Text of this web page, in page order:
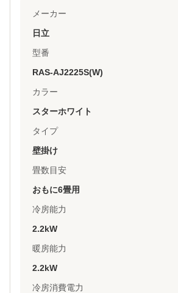
メーカー
日立
型番
RAS-AJ2225S(W)
カラー
スターホワイト
タイプ
壁掛け
畳数目安
おもに6畳用
冷房能力
2.2kW
暖房能力
2.2kW
冷房消費電力